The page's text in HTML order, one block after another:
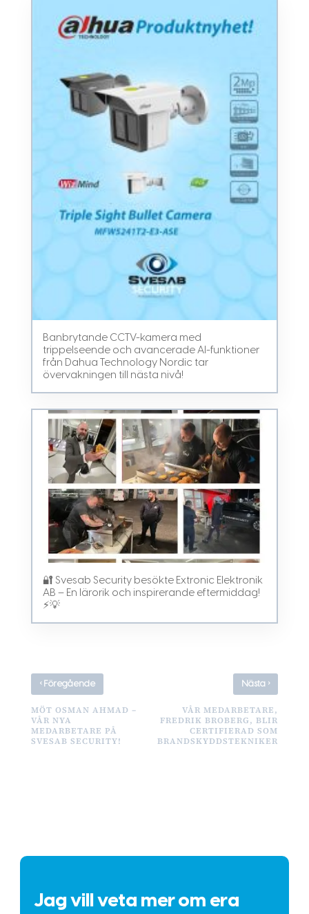
Banbrytande CCTV-kamera med
trippelseende och avancerade AI-funktioner
från Dahua Technology Nordic tar
övervakningen till nästa nivå!
🔐 Svesab Security besökte Extronic Elektronik
AB – En lärorik och inspirerande eftermiddag!
⚡💡
‹Föregående
MÖT OSMAN AHMAD –
VÅR NYA
MEDARBETARE PÅ
SVESAB SECURITY!
Nästa ›
VÅR MEDARBETARE,
FREDRIK BROBERG, BLIR
CERTIFIERAD SOM
BRANDSKYDDSTEKNIKER
Jag vill veta mer om era